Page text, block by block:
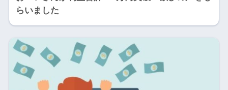
らいました